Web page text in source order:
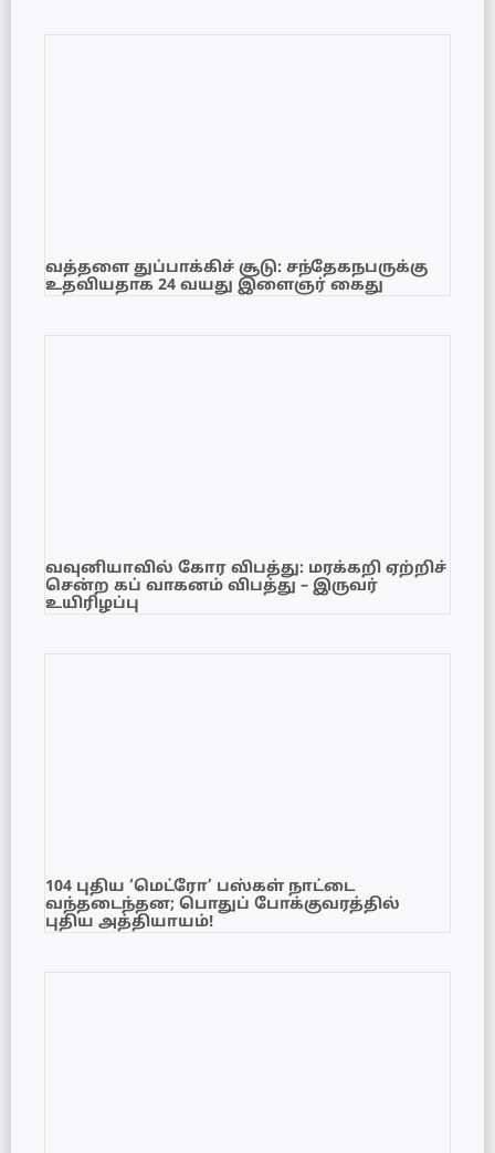
வத்தளை துப்பாக்கிச் சூடு: சந்தேகநபருக்கு
உதவியதாக 24 வயது இளைஞர் கைது
வவுனியாவில் கோர விபத்து: மரக்கறி ஏற்றிச்
சென்ற கப் வாகனம் விபத்து – இருவர்
உயிரிழப்பு
104 புதிய ‘மெட்ரோ’ பஸ்கள் நாட்டை
வந்தடைந்தன; பொதுப் போக்குவரத்தில்
புதிய அத்தியாயம்!